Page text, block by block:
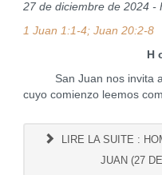
27 de diciembre de 2024 -
1 Juan 1:1-4; Juan 20:2-8
H
San Juan nos invita a
cuyo comienzo leemos
LIRE LA SUITE :
JUAN (27